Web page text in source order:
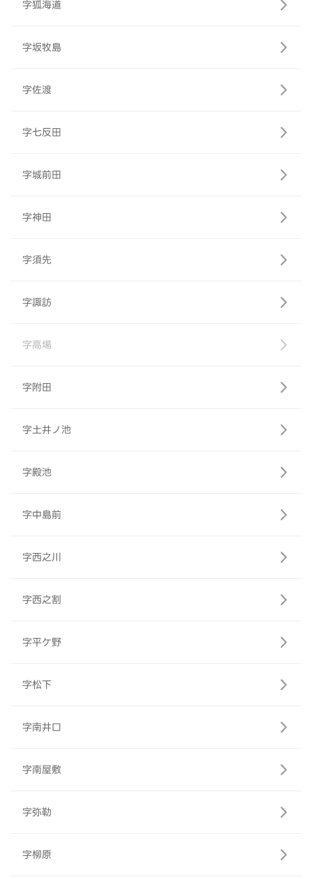
字狐海道
字坂牧島
字佐渡
字七反田
字城前田
字神田
字須先
字諏訪
字高場
字附田
字土井ノ池
字殿池
字中島前
字西之川
字西之割
字平ケ野
字松下
字南井口
字南屋敷
字弥勒
字柳原